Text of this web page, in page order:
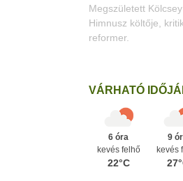
Megszületett Mikes
memoáríró,
magyar
VÁRHATÓ
6 óra
kevés felhő
22°C
9
kevés